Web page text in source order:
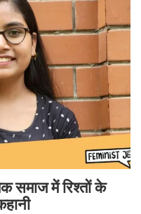
समाज में रिश्तों के